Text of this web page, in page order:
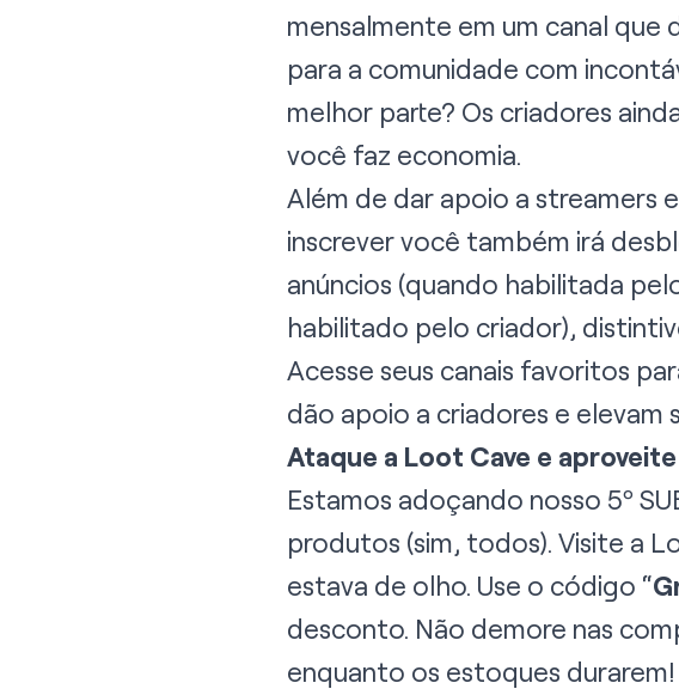
mensalmente em um canal
para a comunidade com
melhor parte? Os criadores
você faz economia.
Além de dar apoio a streamers
inscrever você também irá
anúncios (quando habilitada
habilitado pelo criador),
Acesse seus canais favoritos
dão apoio a criadores e elevam
Ataque a Loot Cave e
Estamos adoçando nosso 5º
produtos (sim, todos). Visite a
estava de olho. Use o código “
desconto. Não demore nas
enquanto os estoques